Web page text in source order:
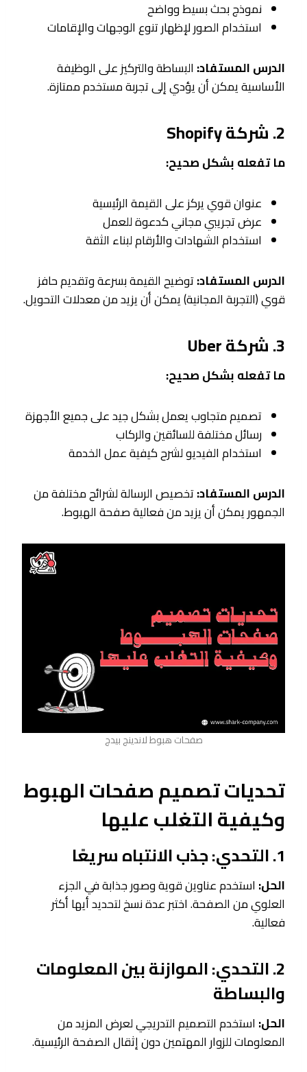
نموذج بحث بسيط وواضح
استخدام الصور لإظهار تنوع الوجهات والإقامات
الدرس المستفاد: البساطة والتركيز على الوظيفة
الأساسية يمكن أن يؤدي إلى تجربة مستخدم ممتازة.
2. شركة Shopify
ما تفعله بشكل صحيح:
عنوان قوي يركز على القيمة الرئيسية
عرض تجريبي مجاني كدعوة للعمل
استخدام الشهادات والأرقام لبناء الثقة
الدرس المستفاد:توضيح القيمة بسرعة وتقديم حافز
قوي (التجربة المجانية) يمكن أن يزيد من معدلات التحويل.
3. شركة Uber
ما تفعله بشكل صحيح:
تصميم متجاوب يعمل بشكل جيد على جميع الأجهزة
رسائل مختلفة للسائقين والركاب
استخدام الفيديو لشرح كيفية عمل الخدمة
الدرس المستفاد:تخصيص الرسالة لشرائح مختلفة من
الجمهور يمكن أن يزيد من فعالية صفحة الهبوط.
صفحات هبوط لاندينج بيدج
تحديات تصميم صفحات الهبوط
وكيفية التغلب عليها
1. التحدي: جذب الانتباه سريعًا
الحل: استخدم عناوين قوية وصور جذابة في الجزء
العلوي من الصفحة. اختبر عدة نسخ لتحديد أيها أكثر
فعالية.
2. التحدي: الموازنة بين المعلومات
والبساطة
الحل: استخدم التصميم التدريجي لعرض المزيد من
المعلومات للزوار المهتمين دون إثقال الصفحة الرئيسية.